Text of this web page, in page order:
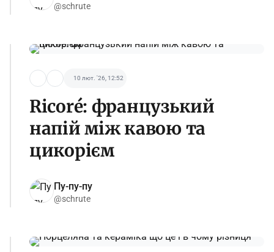
@schrute
10 лют. '26, 12:52
Ricoré: французький
напій між кавою та
цикорієм
Пу-пу-пу
@schrute